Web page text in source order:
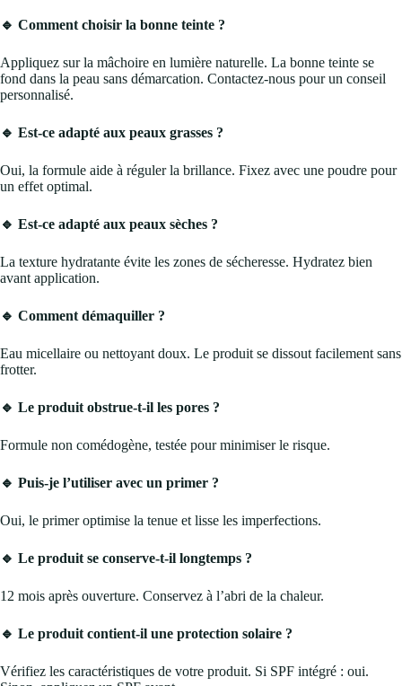
🔹 Comment choisir la bonne teinte ?
Appliquez sur la mâchoire en lumière naturelle. La bonne teinte se
fond dans la peau sans démarcation. Contactez-nous pour un conseil
personnalisé.
🔹 Est-ce adapté aux peaux grasses ?
Oui, la formule aide à réguler la brillance. Fixez avec une poudre pour
un effet optimal.
🔹 Est-ce adapté aux peaux sèches ?
La texture hydratante évite les zones de sécheresse. Hydratez bien
avant application.
🔹 Comment démaquiller ?
Eau micellaire ou nettoyant doux. Le produit se dissout facilement sans
frotter.
🔹 Le produit obstrue-t-il les pores ?
Formule non comédogène, testée pour minimiser le risque.
🔹 Puis-je l’utiliser avec un primer ?
Oui, le primer optimise la tenue et lisse les imperfections.
🔹 Le produit se conserve-t-il longtemps ?
12 mois après ouverture. Conservez à l’abri de la chaleur.
🔹 Le produit contient-il une protection solaire ?
Vérifiez les caractéristiques de votre produit. Si SPF intégré : oui.